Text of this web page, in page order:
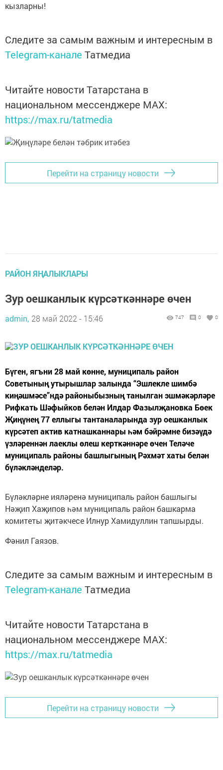
кызларны!
Следите за самым важным и интересным в
Telegram-канале Татмедиа
Читайте новости Татарстана в
национальном мессенджере MАХ:
https://max.ru/tatmedia
Перейти на страницу новости
РАЙОН ЯҢАЛЫКЛАРЫ
Зур оешканлык күрсәткәннәре өчен
admin, 28 май 2022 - 15:46 747 0 0
Бүген, ягъни 28 май көнне, муниципаль район
Советының утырышлар залында “Эшлекле шимбә
киңәшмәсе”ндә районыбызның танылган эшмәкәрләре
Рифкать Шәфыйков белән Илдар Фазылҗановка Бөек
Җиңүнең 77 еллыгы тантаналарында зур оешканлык
күрсәтеп актив катнашканнары һәм бәйрәмне бизәүдә
үзләреннән лаеклы өлеш керткәннәре өчен Теләче
муниципаль районы башлыгының Рәхмәт хаты белән
бүләкләнделәр.
Бүләкләрне ияләренә муниципаль район башлыгы
Нәҗип Хаҗипов һәм муниципаль район башкарма
комитеты җитәкчесе Илнур Хамидуллин тапшырды.
Фәнил Гаязов.
Следите за самым важным и интересным в
Telegram-канале Татмедиа
Читайте новости Татарстана в
национальном мессенджере MАХ:
https://max.ru/tatmedia
Перейти на страницу новости